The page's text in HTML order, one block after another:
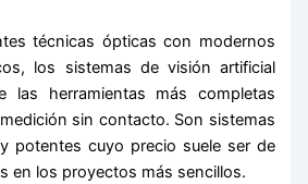
técnicas ópticas con modernos
los sistemas de visión artificial
las herramientas más completas
sin contacto. Son sistemas
potentes cuyo precio suele ser de
en los proyectos más sencillos.